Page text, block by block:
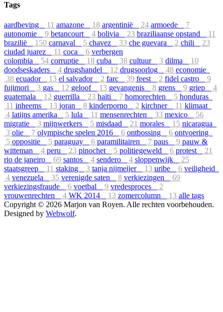
Tags
aardbeving 11 amazone 18 argentinië 24 armoede
7
autonomie
9 betancourt 4 bolivia 23 braziliaanse opstand
11
brazilië
150 carnaval 5 chavez 33 che guevara 2 chili
23
ciudad juarez
11 coca 6 verbergen
colombia
54 corruptie 18 cuba 38 cultuur 3 dilma
10
doodseskaders
4 drugshandel 12 drugsoorlog 48 economie
38 ecuador 13 el salvador 2 farc 39 feest 2 fidel castro
9
fujimori
3 gas 12 geloof 13 gevangenis 8 grens 9 griep
4
guatemala
12 guerrilla 23 haïti 7 homorechten 5 honduras
11 inheems 13 joran 8 kinderporno 2 kirchner 11 klimaat
4 latijns amerika 5 lula 11 mensenrechten 33 mexico
56
migratie
3 mijnwerkers 5 misdaad 21 morales 15 nicaragua
3 olie 7 olympische spelen 2016 6 ontbossing 6 ontvoering
5 oppositie 5 paraguay 6 paramilitairen 7 paus 9 pauw &
witteman
4 peru 23 pinochet 5 politiegeweld 6 protest
21
rio de janeiro
69 santos 4 sendero 4 sloppenwijk
25
staatsgreep
11 staking 3 tanja nijmeijer 13 uribe 6 veiligheid
4 venezuela 35 verenigde saten 8 verkiezingen
69
verkiezingsfraude
6 voetbal 9 vredesproces
2
vrouwenrechten
4 WK 2014 13 zomercolumn 13 alle tags
Copyright © 2026 Marjon van Royen. Alle rechten voorbehouden.
Designed by Webwolf.